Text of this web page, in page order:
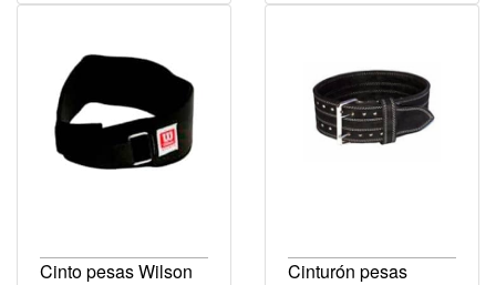
Cinto pesas Wilson Cinturón pesas